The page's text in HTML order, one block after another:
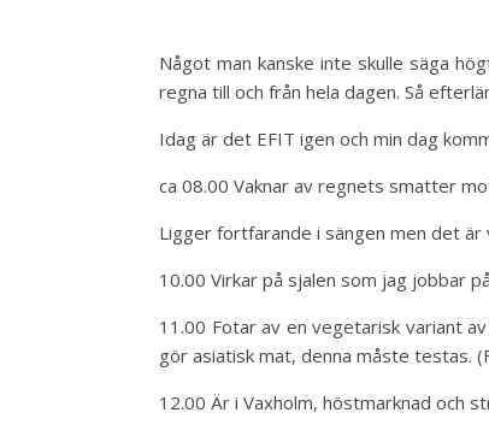
Något man kanske inte skulle säga
regna till och från hela dagen. Så
Idag är det EFIT igen och min dag
ca 08.00 Vaknar av regnets smatter
Ligger fortfarande i sängen men det är
10.00 Virkar på sjalen som jag jobbar
11.00 Fotar av en vegetarisk variant
gör asiatisk mat, denna måste testas.
12.00 Är i Vaxholm, höstmarknad och